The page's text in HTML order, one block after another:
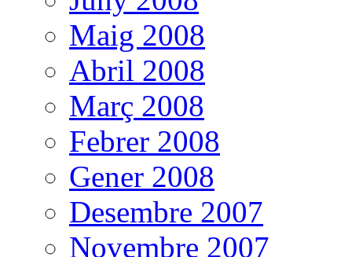
Maig 2008
Abril 2008
Març 2008
Febrer 2008
Gener 2008
Desembre 2007
Novembre 2007